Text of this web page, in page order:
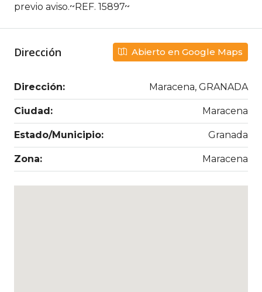
previo aviso.~REF. 15897~
Dirección Abierto en Google Maps
Dirección: Maracena, GRANADA
Ciudad: Maracena
Estado/Municipio: Granada
Zona: Maracena